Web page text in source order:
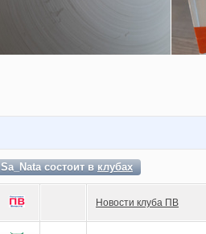
Sa_Nata состоит вклубах
Новости клуба ПВ